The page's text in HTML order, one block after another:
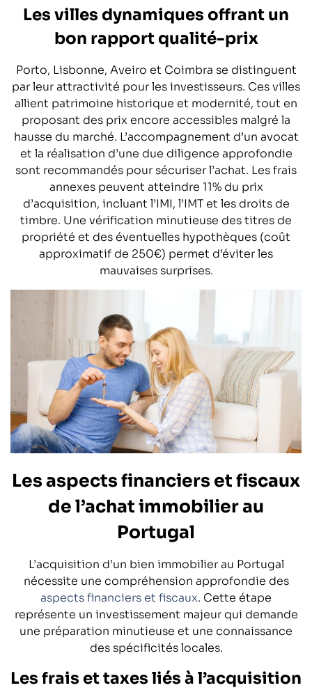
Les villes dynamiques offrant un
bon rapport qualité-prix
Porto, Lisbonne, Aveiro et Coimbra se distinguent
par leur attractivité pour les investisseurs. Ces villes
allient patrimoine historique et modernité, tout en
proposant des prix encore accessibles malgré la
hausse du marché. L’accompagnement d’un avocat
et la réalisation d’une due diligence approfondie
sont recommandés pour sécuriser l’achat. Les frais
annexes peuvent atteindre 11% du prix
d’acquisition, incluant l’IMI, l’IMT et les droits de
timbre. Une vérification minutieuse des titres de
propriété et des éventuelles hypothèques (coût
approximatif de 250€) permet d’éviter les
mauvaises surprises.
Les aspects financiers et fiscaux
de l’achat immobilier au
Portugal
L’acquisition d’un bien immobilier au Portugal
nécessite une compréhension approfondie des
aspects financiers et fiscaux. Cette étape
représente un investissement majeur qui demande
une préparation minutieuse et une connaissance
des spécificités locales.
Les frais et taxes liés à l’acquisition